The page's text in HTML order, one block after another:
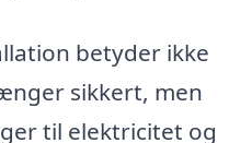
betyder ikke
sikkert, men
til elektricitet og